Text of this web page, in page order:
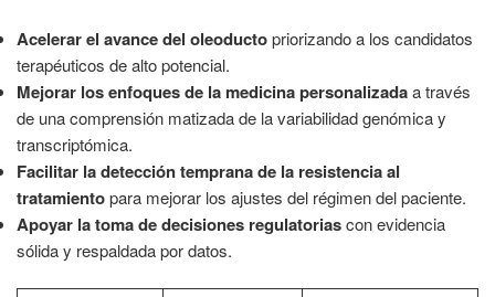
Acelerar el avance del oleoductopriorizando a los candidatos
terapéuticos de alto potencial.
Mejorar los enfoques de la medicina personalizadaa través
de una comprensión matizada de la variabilidad genómica y
transcriptómica.
Facilitar la detección temprana de la resistencia al
tratamientopara mejorar los ajustes del régimen del paciente.
Apoyar la toma de decisiones regulatoriascon evidencia
sólida y respaldada por datos.